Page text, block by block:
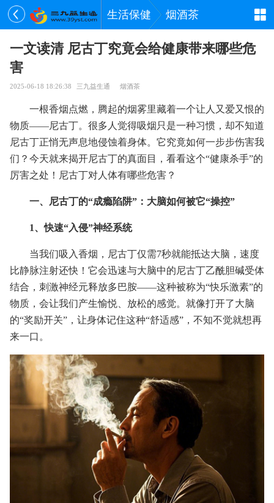
生活保健 烟酒茶
一文读清 尼古丁究竟会给健康带来哪些危
害
2025-06-18 18:26:38 三九益生通 烟酒茶
一根香烟点燃，腾起的烟雾里藏着一个让人又爱又恨的
物质——尼古丁。很多人觉得吸烟只是一种习惯，却不知道
尼古丁正悄无声息地侵蚀着身体。它究竟如何一步步伤害我
们？今天就来揭开尼古丁的真面目，看看这个“健康杀手”的
厉害之处！尼古丁对人体有哪些危害？
一、尼古丁的“成瘾陷阱”：大脑如何被它“操控”
1、快速“入侵”神经系统
当我们吸入香烟，尼古丁仅需7秒就能抵达大脑，速度
比静脉注射还快！它会迅速与大脑中的尼古丁乙酰胆碱受体
结合，刺激神经元释放多巴胺——这种被称为“快乐激素”的
物质，会让我们产生愉悦、放松的感觉。就像打开了大脑
的“奖励开关”，让身体记住这种“舒适感”，不知不觉就想再
来一口。